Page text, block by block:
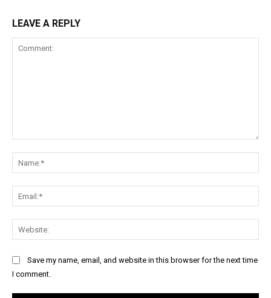
LEAVE A REPLY
Save my name, email, and website in this browser for the next time
I comment.